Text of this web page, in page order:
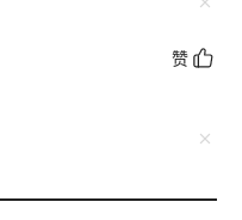
赞